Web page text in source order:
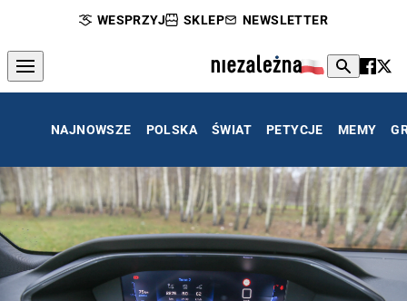
WESPRZYJ SKLEP NEWSLETTER
NAJNOWSZE POLSKA ŚWIAT PETYCJE MEMY